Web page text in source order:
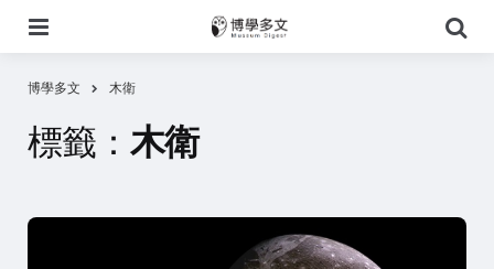
尋
博學多文 木衛
標籤： 木衛